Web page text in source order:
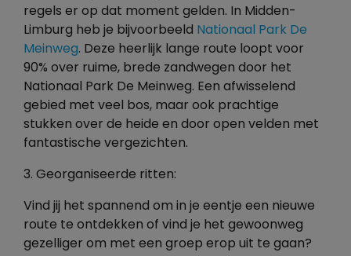
regels er op dat moment gelden. In Midden-
Limburg heb je bijvoorbeeld Nationaal Park De
Meinweg. Deze heerlijk lange route loopt voor
90% over ruime, brede zandwegen door het
Nationaal Park De Meinweg. Een afwisselend
gebied met veel bos, maar ook prachtige
stukken over de heide en door open velden met
fantastische vergezichten.
3. Georganiseerde ritten:
Vind jij het spannend om in je eentje een nieuwe
route te ontdekken of vind je het gewoonweg
gezelliger om met een groep erop uit te gaan?